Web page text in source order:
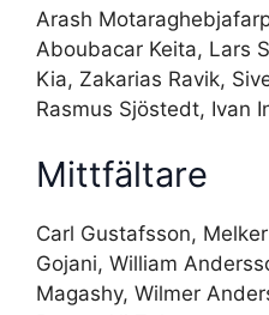
Arash
Aboubacar Keita, Lars
Kia, Zakarias Ravik,
Rasmus Sjöstedt, Ivan
Mittfältare
Carl Gustafsson,
Gojani, William
Magashy, Wilmer